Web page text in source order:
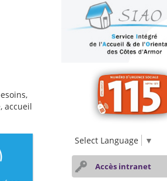
accueil
Select Language ▼
Accès intranet